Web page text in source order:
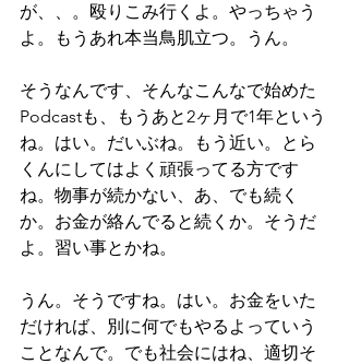
が、、。殴りこみ行くよ。やっちゃう
よ。もうあれ本当鳥肌立つ。うん。
そうなんです、そんなこんなで始めた
Podcastも、もうあと2ヶ月で1年という
ね。はい。だいぶね。もう近い。とら
くんにしてはよく頑張ってる方です
ね。物事が続かない、あ、でも続く
か。お金が絡んでると続くか。そうだ
よ。習い事とかね。
うん。そうですね。はい。お金をいた
だければ、別に何でもやるよっていう
ことなんで。でも社会にはね、適切そ